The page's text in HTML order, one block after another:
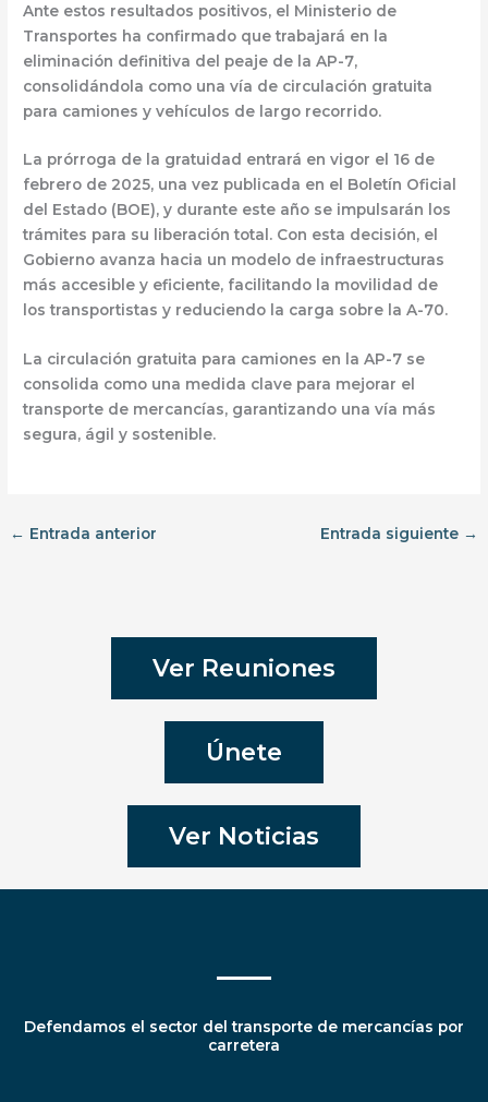
Ante estos resultados positivos, el Ministerio de
Transportes ha confirmado quetrabajará en la
eliminación definitiva del peaje de la AP-7,
consolidándola como una vía de circulación gratuita
para camiones y vehículos de largo recorrido.
La prórroga de la gratuidad entrará en vigor el 16 de
febrero de 2025, una vez publicada en el Boletín Oficial
del Estado (BOE), y durante este año se impulsarán los
trámites para su liberación total. Con esta decisión, el
Gobierno avanza hacia un modelo de infraestructuras
más accesible y eficiente, facilitando la movilidad de
los transportistas y reduciendo la carga sobre la A-70.
La circulación gratuita para camiones en la AP-7 se
consolida como una medida clave para mejorar el
transporte de mercancías, garantizando una vía más
segura, ágil y sostenible.
← Entrada anterior Entrada siguiente →
Ver Reuniones
Únete
Ver Noticias
Defendamos el sector del transporte de mercancías por
carretera